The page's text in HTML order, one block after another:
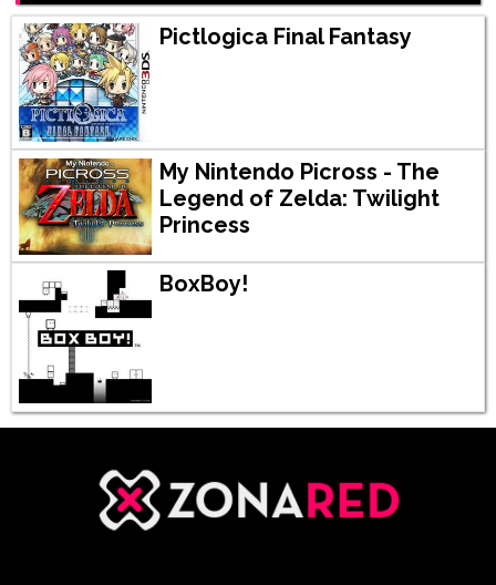
Pictlogica Final Fantasy
My Nintendo Picross - The
Legend of Zelda: Twilight
Princess
BoxBoy!